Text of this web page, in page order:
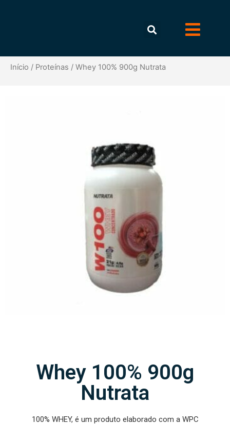
Início / Proteínas / Whey 100% 900g Nutrata
Whey 100% 900g
Nutrata
100% WHEY, é um produto elaborado com a WPC